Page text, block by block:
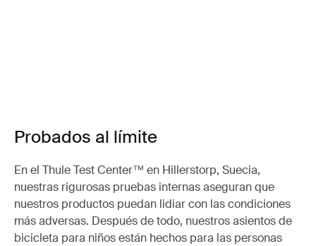
Probados al límite
En el Thule Test Center™ en Hillerstorp, Suecia,
nuestras rigurosas pruebas internas aseguran que
nuestros productos puedan lidiar con las condiciones
más adversas. Después de todo, nuestros asientos de
bicicleta para niños están hechos para las personas